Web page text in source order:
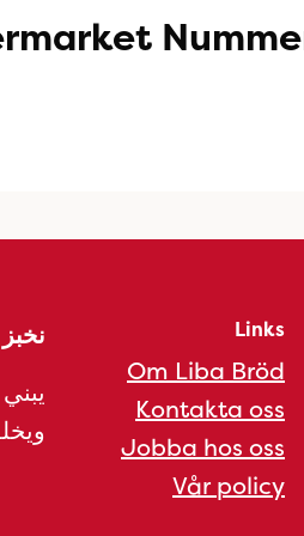
Links
Om Liba Bröd
Kontakta oss
Jobba hos oss
Vår policy